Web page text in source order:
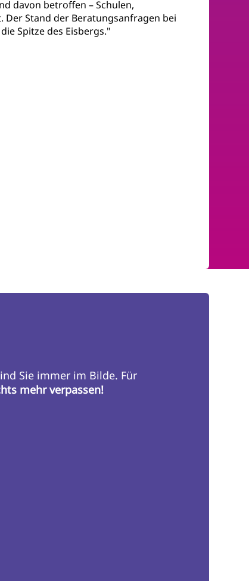
davon betroffen – Schulen,
Stand der Beratungsanfragen bei
Spitze des Eisbergs."
Sie immer im Bilde. Für
mehr verpassen!